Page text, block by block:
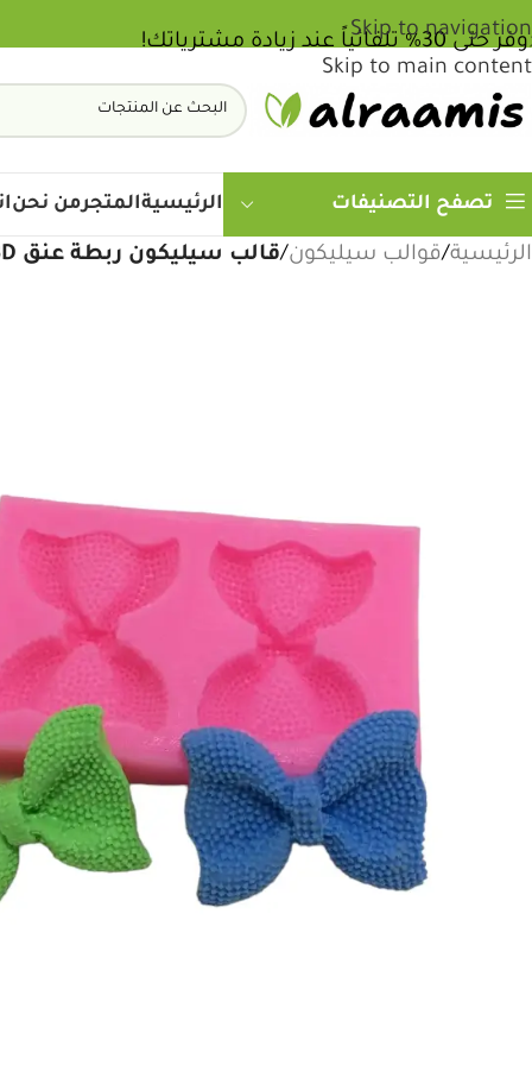
Skip to navigation
Skip to main content
30% تلقائياً عند زيادة مشترياتك!
أكثر كلما زادت مشترياتك - خصم يصل لـ 30%
تصفح التصنيفات الرئيسيةالمتجرمن نحن
الرئيسية/قوالب سيليكون/قالب سيليكون ربطة عنق 3D لصناعة الصابون والريزن